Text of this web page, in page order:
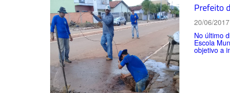
Prefeito
20/06/
No último
Escola
objetivo a